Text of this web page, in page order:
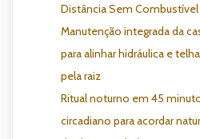
Distância Sem Combustível
Manutenção integrada da
para alinhar hidráulica e
pela raiz
Ritual noturno em 45
circadiano para acordar